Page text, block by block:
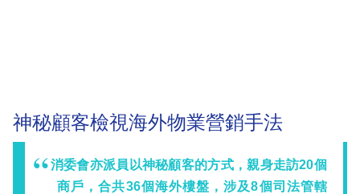
神秘顧客檢視海外物業營銷手法
消委會亦派員以神秘顧客的方式，親身走訪20個
商戶，合共36個海外樓盤，涉及8個司法管轄